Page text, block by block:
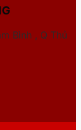
Bình , Q Thủ